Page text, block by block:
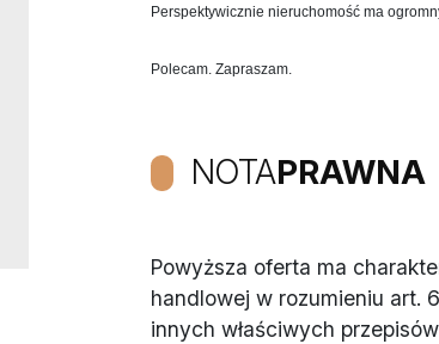
Perspektywicznie nieruchomość ma
Polecam. Zapraszam.
NOTAPRAWNA
Powyższa oferta ma
handlowej w rozumieniu art.
innych właściwych